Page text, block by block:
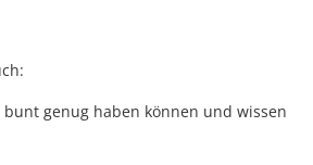
genug haben können und wissen